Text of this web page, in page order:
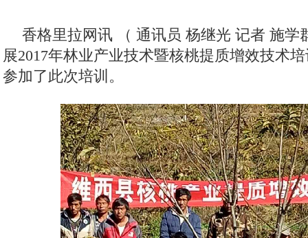
香格里拉网讯 （ 通讯员 杨继光 记者 施学
展2017年林业产业技术暨核桃提质增效技术
参加了此次培训。